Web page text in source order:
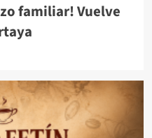
familiar! Vuelve